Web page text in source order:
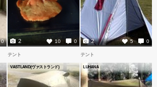
0 10 0
2 5 0
2
テント
VASTLAND(ヴァストランド)
テント
LUHANA